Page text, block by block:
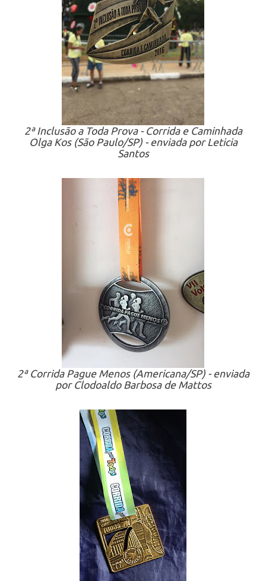
2ª Inclusão a Toda Prova - Corrida e Caminhada
Olga Kos (São Paulo/SP) - enviada por Leticia
Santos
2ª Corrida Pague Menos (Americana/SP) - enviada
por Clodoaldo Barbosa de Mattos